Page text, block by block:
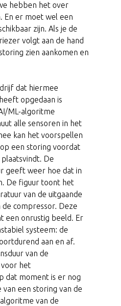
hebben het over
En er moet wel een
zijn. Als je de
volgt aan de hand
zien aankomen en
dat hiermee
opgedaan is
ML-algoritme
alle sensoren in het
kan het voorspellen
een storing voordat
De
geeft weer hoe dat in
De figuur toont het
van de uitgaande
de compressor. Deze
een onrustig beeld. Er
systeem: de
aan en af.
van de
voor het
dat moment is er nog
van een storing van de
van de